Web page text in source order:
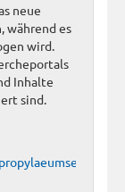
neue
während es
wird.
Inhalte
sind.